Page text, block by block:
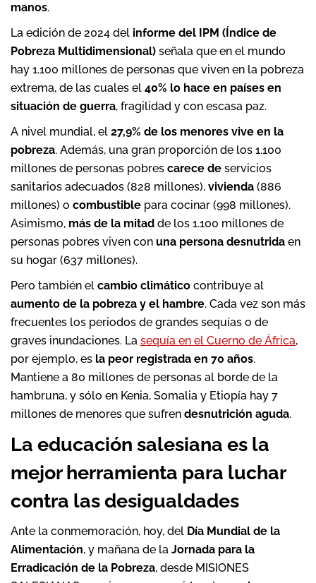
manos.
La edición de 2024 del informe del IPM (Índice de
Pobreza Multidimensional) señala que en el mundo
hay 1.100 millones de personas que viven en la pobreza
extrema, de las cuales el 40% lo hace en países en
situación de guerra, fragilidad y con escasa paz.
A nivel mundial, el 27,9% de los menores vive en la
pobreza. Además, una gran proporción de los 1.100
millones de personas pobres carece de servicios
sanitarios adecuados (828 millones), vivienda (886
millones) o combustible para cocinar (998 millones).
Asimismo, más de la mitad de los 1.100 millones de
personas pobres viven con una persona desnutrida en
su hogar (637 millones).
Pero también el cambio climático contribuye al
aumento de la pobreza y el hambre. Cada vez son más
frecuentes los periodos de grandes sequías o de
graves inundaciones. La sequía en el Cuerno de África,
por ejemplo, es la peor registrada en 70 años.
Mantiene a 80 millones de personas al borde de la
hambruna, y sólo en Kenia, Somalia y Etiopía hay 7
millones de menores que sufren desnutrición aguda.
La educación salesiana es la
mejor herramienta para luchar
contra las desigualdades
Ante la conmemoración, hoy, del Día Mundial de la
Alimentación, y mañana de la Jornada para la
Erradicación de la Pobreza, desde MISIONES